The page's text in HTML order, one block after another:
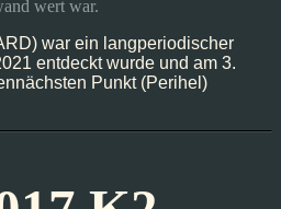
wert war.
war ein langperiodischer
entdeckt wurde und am 3.
Punkt (Perihel)